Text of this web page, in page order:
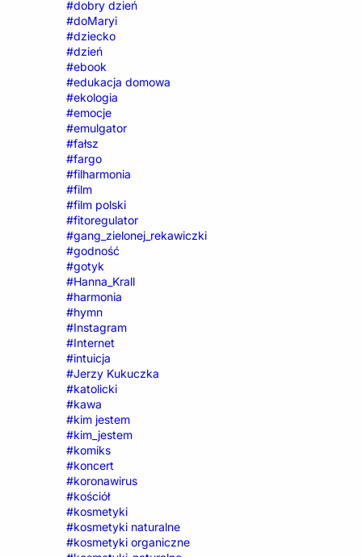
#dobry dzień
#doMaryi
#dziecko
#dzień
#ebook
#edukacja domowa
#ekologia
#emocje
#emulgator
#fałsz
#fargo
#filharmonia
#film
#film polski
#fitoregulator
#gang_zielonej_rekawiczki
#godność
#gotyk
#Hanna_Krall
#harmonia
#hymn
#Instagram
#Internet
#intuicja
#Jerzy Kukuczka
#katolicki
#kawa
#kim jestem
#kim_jestem
#komiks
#koncert
#koronawirus
#kościół
#kosmetyki
#kosmetyki naturalne
#kosmetyki organiczne